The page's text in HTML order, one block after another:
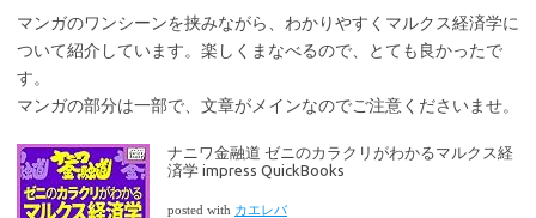
マンガのワンシーンを挟みながら、わかりやすくマルクス経済学に
ついて紹介しています。楽しくまなべるので、とても良かったで
す。
マンガの部分は一部で、文章がメインなのでご注意くださいませ。
ナニワ金融道 ゼニのカラクリがわかるマルクス経
済学 impress QuickBooks
posted with カエレバ